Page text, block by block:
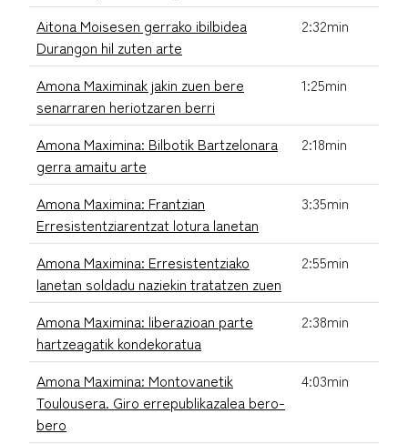
Aitona Moisesen gerrako ibilbidea
Durangon hil zuten arte
2:32min
Amona Maximinak jakin zuen bere
senarraren heriotzaren berri
1:25min
Amona Maximina: Bilbotik Bartzelonara
gerra amaitu arte
2:18min
Amona Maximina: Frantzian
Erresistentziarentzat lotura lanetan
3:35min
Amona Maximina: Erresistentziako
lanetan soldadu naziekin tratatzen zuen
2:55min
Amona Maximina: liberazioan parte
hartzeagatik kondekoratua
2:38min
Amona Maximina: Montovanetik
Toulousera. Giro errepublikazalea bero-
bero
4:03min